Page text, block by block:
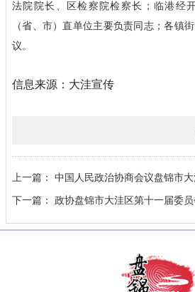
法院院长、区检察院检察长；临港经
（省、市）直单位主要负责同志；各镇
议。
信息来源：大洼宣传
上一篇：
中国人民政治协商会议盘锦市大洼区第十
下一篇：
政协盘锦市大洼区第十一届委员会